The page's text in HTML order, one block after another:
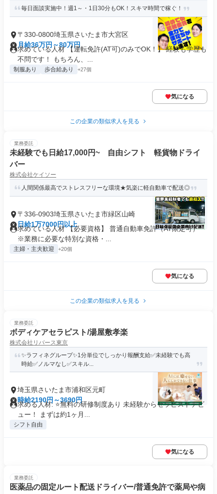
毎日面談実施中！週1～・1日30分もOK！スキマ時間で稼ぐ！
〒330-0800埼玉県さいたま市大宮区
月給36万円～80万円
求めている人材 【運転免許(AT可)のみでOK！】 経験も学歴も
不問です！ もちろん、...
制服あり 歩合給あり +27個
気になる
この企業の類似求人を見る
業務委託
未経験でも日給17,000円~ 自由シフト 軽貨物ドライ
バー
株式会社ケイソー
人間関係最高でストレスフリーな環境★気楽に軽自動車で配送◎
〒336-0903埼玉県さいたま市緑区山崎
日給1万7000円以上
求めている人材 【必要資格】 普通自動車免許（AT限定可）
※業務に必要な特別な資格・...
主婦・主夫歓迎 +20個
気になる
この企業の類似求人を見る
業務委託
ボディケアセラピスト/湯屋敷孝楽
株式会社リバース東京
✨️ラフィネグループ✨1分単位でしっかり報酬支給️✅未経験でも高
時給✅️ノルマなし✅スキル...
埼玉県さいたま市浦和区元町
時給2190円～3690円
求める人材: ⭐️無料の研修制度あり 未経験からセラピストデビ
ュー！ まずは約1ヶ月...
シフト自由
気になる
業務委託
医薬品の固定ルート配送ドライバー/普通免許で薬局や病